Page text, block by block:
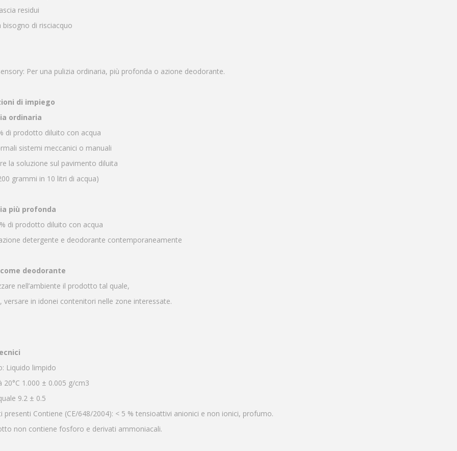
residui
bisogno di risciacquo
Per una pulizia ordinaria, più profonda o azione deodorante.
di impiego
ordinaria
di prodotto diluito con acqua
sistemi meccanici o manuali
la soluzione sul pavimento diluita
grammi in 10 litri di acqua)
più profonda
di prodotto diluito con acqua
detergente e deodorante contemporaneamente
deodorante
nell’ambiente il prodotto tal quale,
versare in idonei contenitori nelle zone interessate.
Liquido limpido
20°C 1.000 ± 0.005 g/cm3
9.2 ± 0.5
presenti Contiene (CE/648/2004): < 5 % tensioattivi anionici e non ionici, profumo.
non contiene fosforo e derivati ammoniacali.